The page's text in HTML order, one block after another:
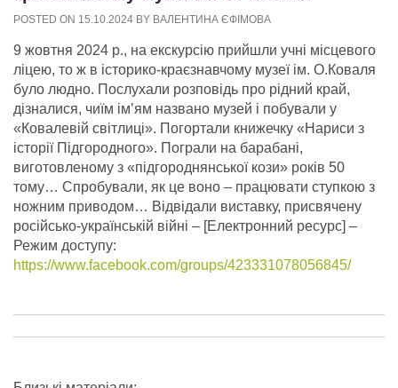
POSTED ON 15.10.2024 BY ВАЛЕНТИНА ЄФІМОВА
9 жовтня 2024 р., на екскурсію прийшли учні місцевого
ліцею, то ж в історико-краєзнавчому музеї ім. О.Коваля
було людно. Послухали розповідь про рідний край,
дізналися, чиїм ім’ям названо музей і побували у
«Ковалевій світлиці». Погортали книжечку «Нариси з
історії Підгородного». Пограли на барабані,
виготовленому з «підгороднянської кози» років 50
тому… Спробували, як це воно – працювати ступкою з
ножним приводом… Відвідали виставку, присвячену
російсько-українській війні – [Електронний ресурс] –
Режим доступу:
https://www.facebook.com/groups/423331078056845/